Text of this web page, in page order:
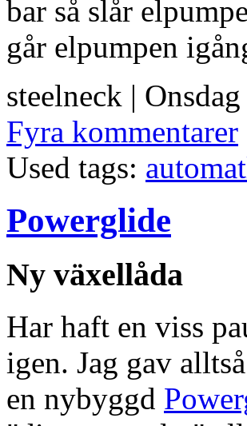
bar så slår
går elpumpen
steelneck |
Fyra kommentarer
Used tags:
Powerglide
Ny växellåda
Har haft en viss
igen. Jag gav
en nybyggd